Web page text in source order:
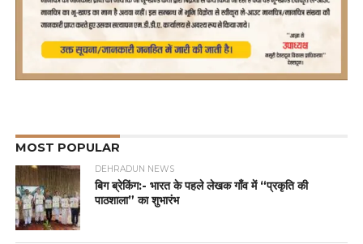
MOST POPULAR
DEHRADUN NEWS
बिग ब्रेकिंग:- भारत के पहले लेखक गाँव में “प्रकृति की
पाठशाला” का शुभारंभ